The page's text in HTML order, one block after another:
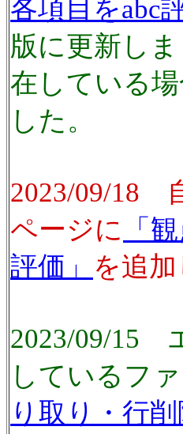
各項目をabc
版に更新し
在している
した。
2023/09/18
ページに
「
評価」
を追加
2023/09/15
しているフ
り取り・行削